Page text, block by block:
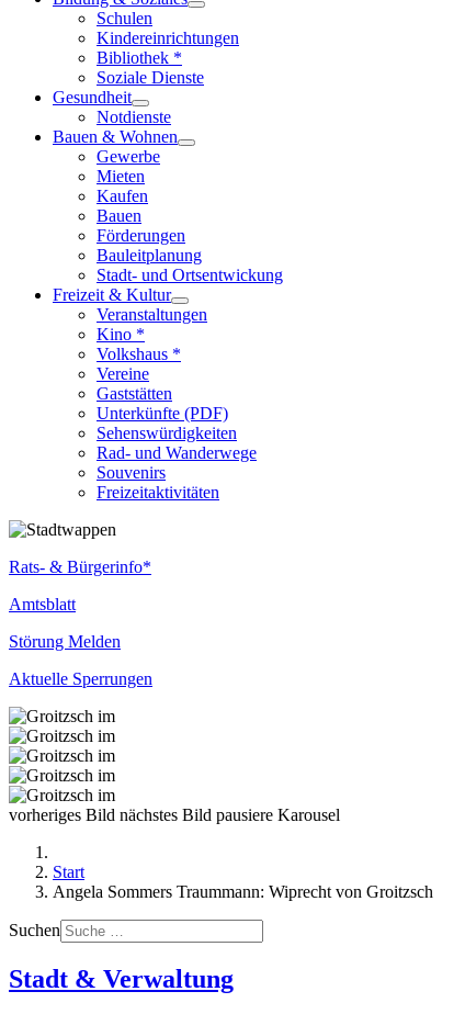
Schulen
Kindereinrichtungen
Bibliothek *
Soziale Dienste
Gesundheit
Notdienste
Bauen & Wohnen
Gewerbe
Mieten
Kaufen
Bauen
Förderungen
Bauleitplanung
Stadt- und Ortsentwickung
Freizeit & Kultur
Veranstaltungen
Kino *
Volkshaus *
Vereine
Gaststätten
Unterkünfte (PDF)
Sehenswürdigkeiten
Rad- und Wanderwege
Souvenirs
Freizeitaktivitäten
Rats- & Bürgerinfo*
Amtsblatt
Störung Melden
Aktuelle Sperrungen
vorheriges Bild nächstes Bild pausiere Karousel
Start
Angela Sommers Traummann: Wiprecht von Groitzsch
Suchen
Stadt & Verwaltung